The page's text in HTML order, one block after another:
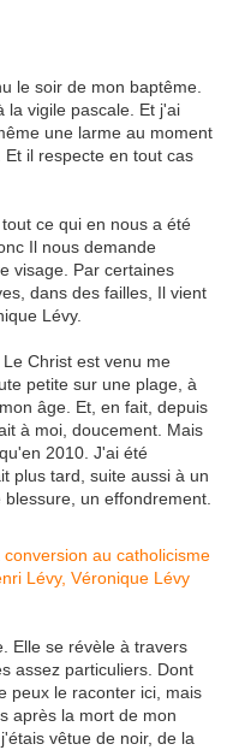
le soir de mon baptême.
la vigile pascale. Et j'ai
une larme au moment
il respecte en tout cas
ce qui en nous a été
Il nous demande
visage. Par certaines
dans des failles, Il vient
Lévy.
Christ est venu me
petite sur une plage, à
âge. Et, en fait, depuis
à moi, doucement. Mais
2010. J'ai été
plus tard, suite aussi à un
un effondrement.
Elle se révèle à travers
assez particuliers. Dont
peux le raconter ici, mais
après la mort de mon
vêtue de noir, de la